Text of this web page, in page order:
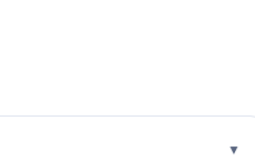
▼